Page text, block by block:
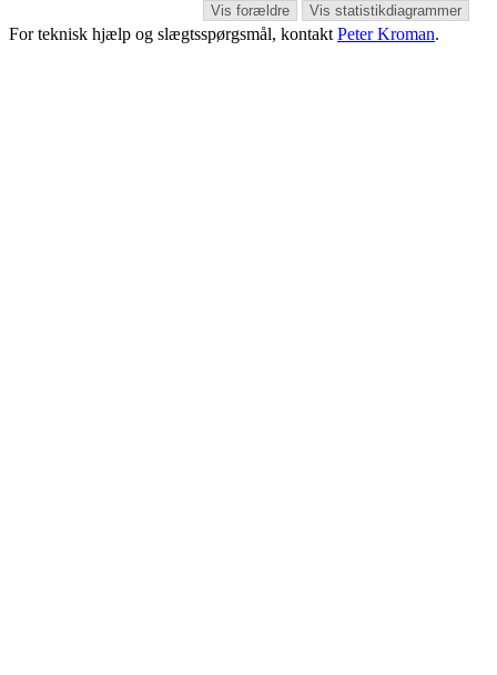
Vis forældre Vis statistikdiagrammer
For teknisk hjælp og slægtsspørgsmål, kontakt Peter Kroman.